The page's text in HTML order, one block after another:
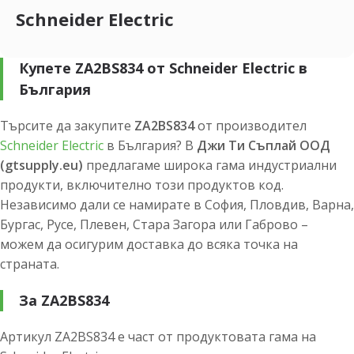
Schneider Electric
Купете ZA2BS834 от Schneider Electric в
България
Търсите да закупите ZA2BS834от производител
Schneider Electric в България? В Джи Ти Съплай ООД
(gtsupply.eu) предлагаме широка гама индустриални
продукти, включително този продуктов код.
Независимо дали се намирате в София, Пловдив, Варна,
Бургас, Русе, Плевен, Стара Загора или Габрово –
можем да осигурим доставка до всяка точка на
страната.
За ZA2BS834
Артикул ZA2BS834 е част от продуктовата гама на